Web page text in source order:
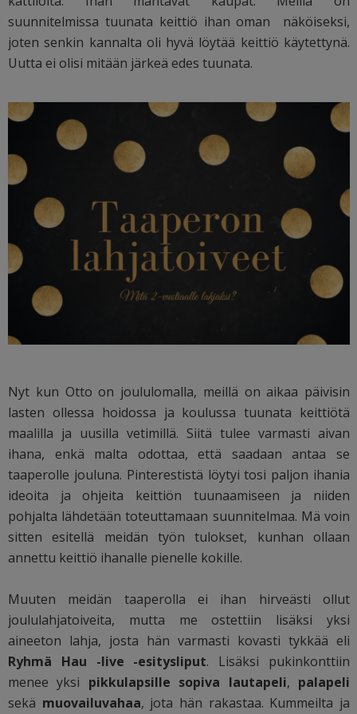
suunnitelmissa tuunata keittiö ihan oman näköiseksi,
joten senkin kannalta oli hyvä löytää keittiö käytettynä.
Uutta ei olisi mitään järkeä edes tuunata.
Nyt kun Otto on joululomalla, meillä on aikaa päivisin
lasten ollessa hoidossa ja koulussa tuunata keittiötä
maalilla ja uusilla vetimillä. Siitä tulee varmasti aivan
ihana, enkä malta odottaa, että saadaan antaa se
taaperolle jouluna. Pinterestistä löytyi tosi paljon ihania
ideoita ja ohjeita keittiön tuunaamiseen ja niiden
pohjalta lähdetään toteuttamaan suunnitelmaa. Mä voin
sitten esitellä meidän työn tulokset, kunhan ollaan
annettu keittiö ihanalle pienelle kokille.
Muuten meidän taaperolla ei ihan hirveästi ollut
joululahjatoiveita, mutta me ostettiin lisäksi yksi
aineeton lahja, josta hän varmasti kovasti tykkää eli
Ryhmä Hau -live -esitysliput. Lisäksi pukinkonttiin
menee yksi pikkulapsille sopiva lautapeli, palapeli
sekä muovailuvahaa, jota hän rakastaa. Kummeilta ja